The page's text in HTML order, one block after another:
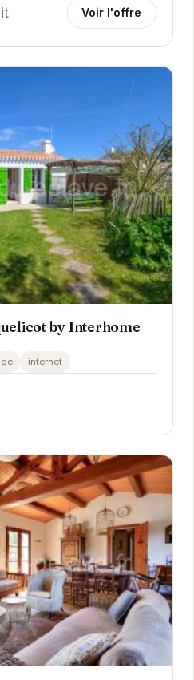
Voir l'offre
by Interhome
internet